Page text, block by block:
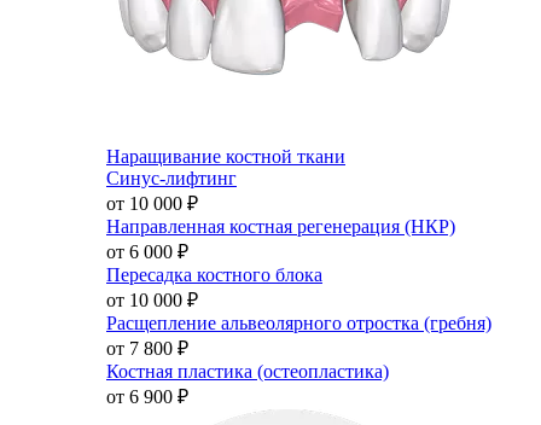
Наращивание костной ткани
Синус-лифтинг
от 10 000 ₽
Направленная костная регенерация (НКР)
от 6 000 ₽
Пересадка костного блока
от 10 000 ₽
Расщепление альвеолярного отростка (гребня)
от 7 800 ₽
Костная пластика (остеопластика)
от 6 900 ₽